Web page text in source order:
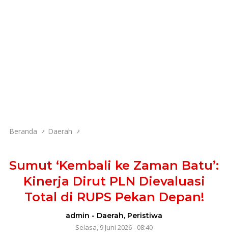
Beranda Daerah
Sumut ‘Kembali ke Zaman Batu’:
Kinerja Dirut PLN Dievaluasi
Total di RUPS Pekan Depan!
admin - Daerah, Peristiwa
Selasa, 9 Juni 2026 - 08:40